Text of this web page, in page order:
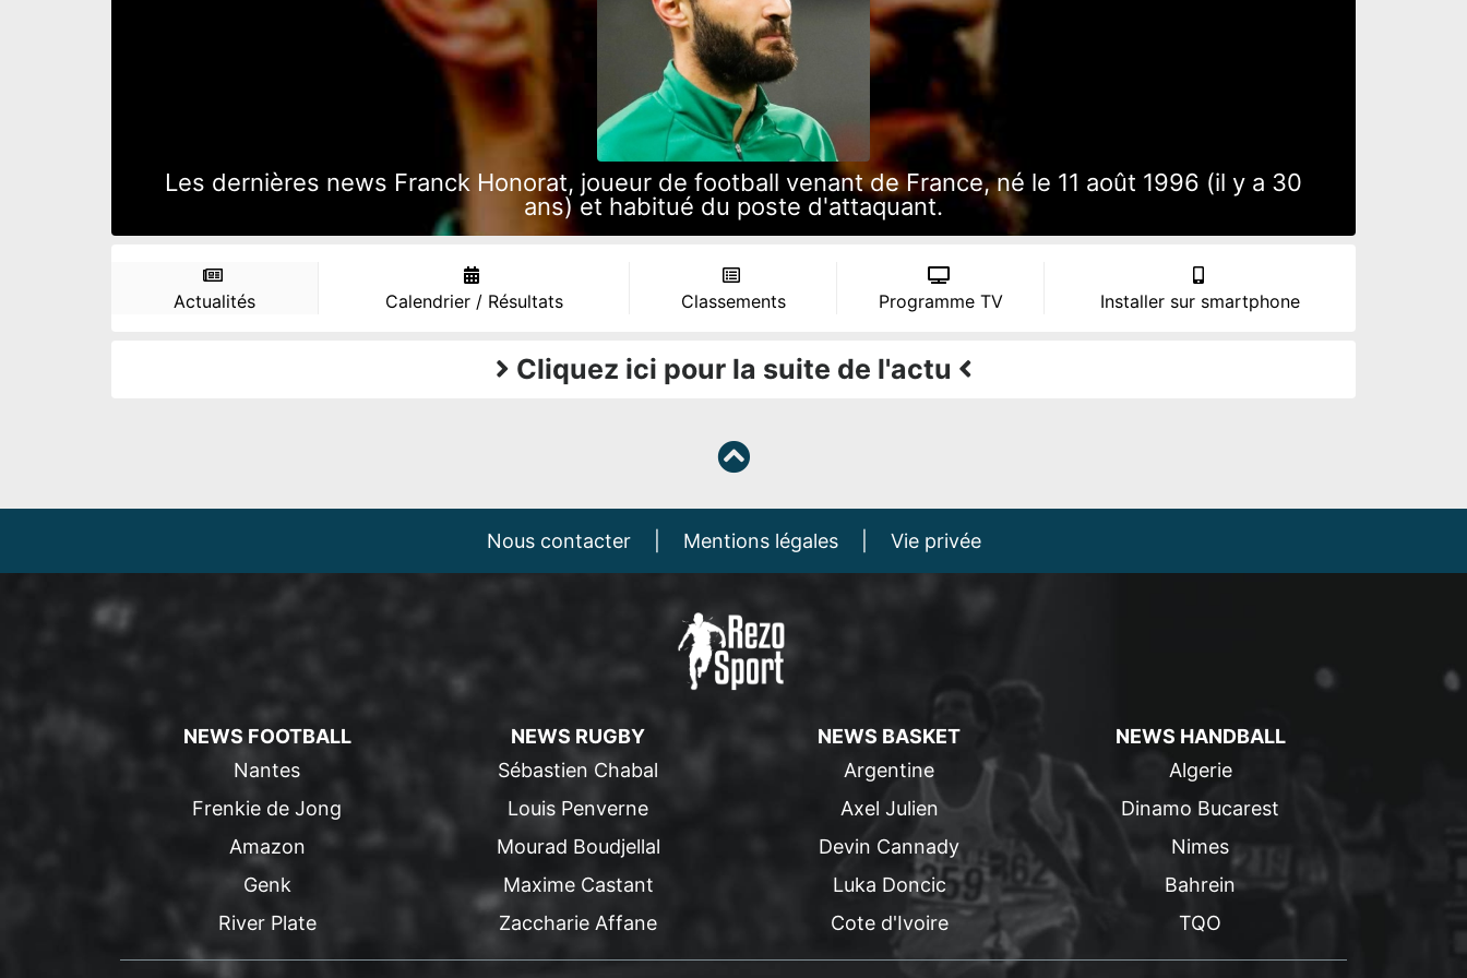
Les dernières news Franck Honorat, joueur de football venant de France, né le 11 août 1996 (il y a 30
ans) et habitué du poste d'attaquant.
Actualités Calendrier / Résultats Classements Programme TV Installer sur smartphone
Cliquez ici pour la suite de l'actu
Nous contacter Mentions légales Vie privée
NEWS FOOTBALL
Nantes
Frenkie de Jong
Amazon
Genk
River Plate
NEWS RUGBY
Sébastien Chabal
Louis Penverne
Mourad Boudjellal
Maxime Castant
Zaccharie Affane
NEWS BASKET
Argentine
Axel Julien
Devin Cannady
Luka Doncic
Cote d'Ivoire
NEWS HANDBALL
Algerie
Dinamo Bucarest
Nimes
Bahrein
TQO